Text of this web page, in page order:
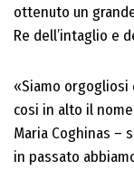
ottenuto un
Re dell’intaglio e
«Siamo
cosi in alto il
Maria Coghinas –
in passato